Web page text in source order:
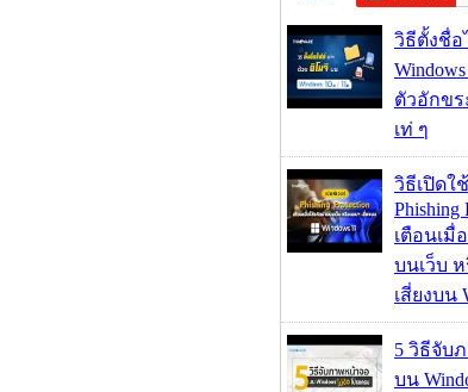
วิธีตั้งชื่
ตัวอักข
เท่ ๆ
วิธีเปิดใ
Phishing
เตือนเมื่
บนเว็บ
เสี่ยงบน
5 วิธีจับ
บน